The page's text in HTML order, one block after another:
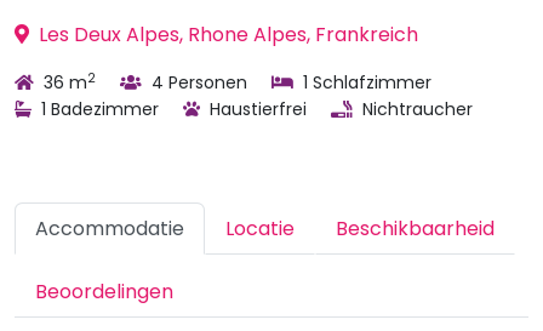
Les Deux Alpes, Rhone Alpes, Frankreich
36 m2 4 Personen
1 Schlafzimmer
1 Badezimmer
Haustierfrei Nichtraucher
Accommodatie Locatie Beschikbaarheid
Beoordelingen